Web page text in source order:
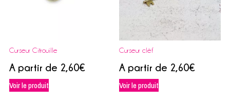
Curseur Citrouille
A partir de 2,60€
Voir le produit
Curseur clèf
A partir de 2,60€
Voir le produit